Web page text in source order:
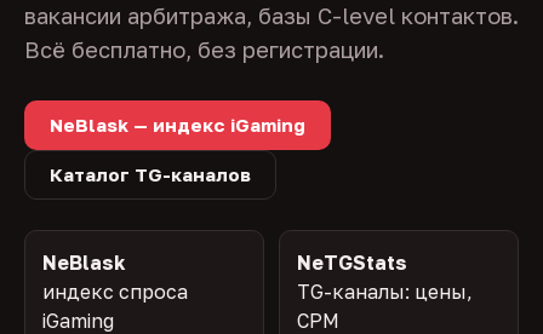
вакансии арбитража, базы C-level контактов.
Всё бесплатно, без регистрации.
NeBlask — индекс iGaming
Каталог TG-каналов
NeBlask
индекс спроса
iGaming
NeTGStats
TG-каналы: цены,
CPM